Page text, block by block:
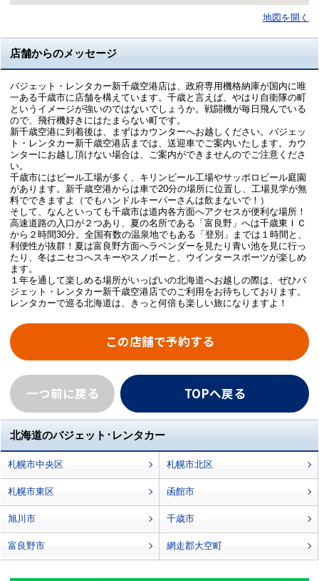
地図を開く
店舗からのメッセージ
バジェット・レンタカー新千歳空港店は、政府専用機格納庫が国内に唯
一ある千歳市に店舗を構えています。千歳と言えば、やはり自衛隊の町
というイメージが強いのではないでしょうか。戦闘機が毎日飛んでいる
ので、飛行機好きにはたまらない町です。
新千歳空港に到着後は、まずはカウンターへお越しください。バジェッ
ト・レンタカー新千歳空港店までは、送迎車でご案内いたします。カウ
ンターにお越し頂けない場合は、ご案内ができませんのでご注意くださ
い。
千歳市にはビール工場が多く、キリンビール工場やサッポロビール庭園
があります。新千歳空港からは車で20分の場所に位置し、工場見学が無
料でできますよ（でもハンドルキーパーさんは飲まないで！）
そして、なんといっても千歳市は道内各方面へアクセスが便利な場所！
高速道路の入口が２つあり、夏の名所である「富良野」へは千歳東ＩＣ
から２時間30分。全国有数の温泉地でもある「登別」までは１時間と、
利便性が抜群！夏は富良野方面へラベンダーを見たり青い池を見に行っ
たり、冬はニセコへスキーやスノボーと、ウインタースポーツが楽しめ
ます。
１年を通して楽しめる場所がいっぱいの北海道へお越しの際は、ぜひバ
ジェット・レンタカー新千歳空港店でのご利用をお待ちしております。
レンタカーで巡る北海道は、きっと何倍も楽しい旅になりますよ！
この店舗で予約する
一つ前に戻る TOPへ戻る
北海道のバジェット･レンタカー
札幌市中央区 札幌市北区
札幌市東区 函館市
旭川市 千歳市
富良野市 網走郡大空町